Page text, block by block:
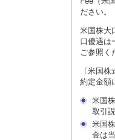
ださい。
米国株大
口優遇は
ご参照く
〔米国
約定金額
米国
取引
米国
金は